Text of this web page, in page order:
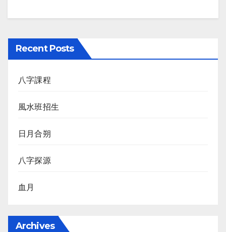
Recent Posts
八字課程
風水班招生
日月合朔
八字探源
血月
Archives